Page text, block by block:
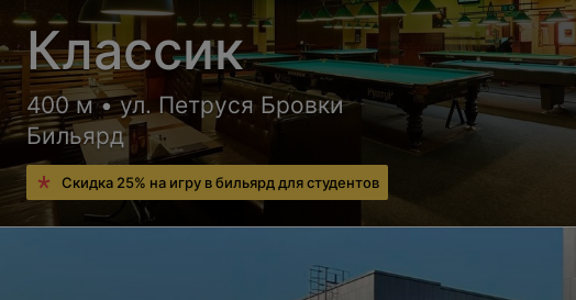
Классик
400 м • ул. Петруся Бровки
Бильярд
Скидка 25% на игру в бильярд для студентов